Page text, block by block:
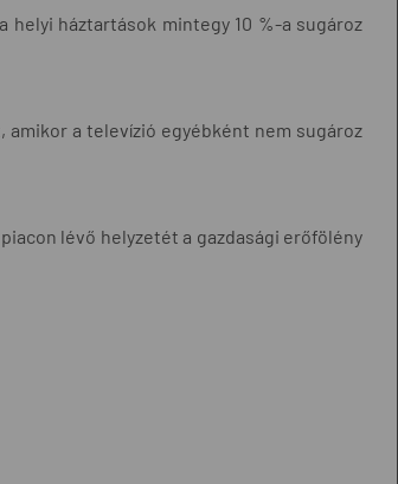
háztartások mintegy 10 %-a sugároz
a televízió egyébként nem sugároz
lévő helyzetét a gazdasági erőfölény